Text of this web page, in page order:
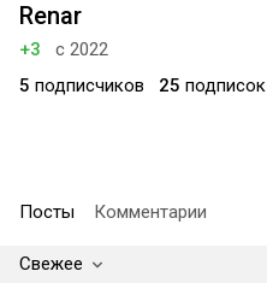
Renar
+3
с 2022
5 подписчиков 25 подписок
Посты Комментарии
Свежее